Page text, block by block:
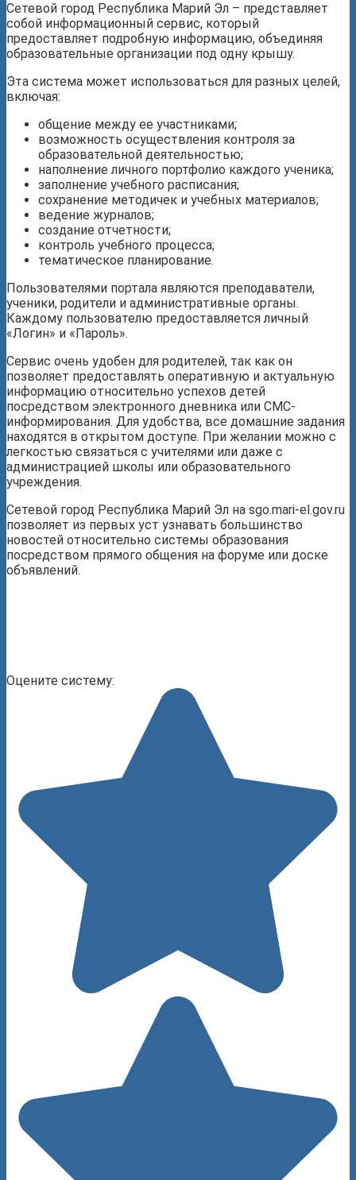
Сетевой город Республика Марий Эл – представляет
собой информационный сервис, который
предоставляет подробную информацию, объединяя
образовательные организации под одну крышу.
Эта система может использоваться для разных целей,
включая:
общение между ее участниками;
возможность осуществления контроля за
образовательной деятельностью;
наполнение личного портфолио каждого ученика;
заполнение учебного расписания;
сохранение методичек и учебных материалов;
ведение журналов;
создание отчетности;
контроль учебного процесса;
тематическое планирование.
Пользователями портала являются преподаватели,
ученики, родители и административные органы.
Каждому пользователю предоставляется личный
«Логин» и «Пароль».
Сервис очень удобен для родителей, так как он
позволяет предоставлять оперативную и актуальную
информацию относительно успехов детей
посредством электронного дневника или СМС-
информирования. Для удобства, все домашние задания
находятся в открытом доступе. При желании можно с
легкостью связаться с учителями или даже с
администрацией школы или образовательного
учреждения.
Сетевой город Республика Марий Эл на sgo.mari-el.gov.ru
позволяет из первых уст узнавать большинство
новостей относительно системы образования
посредством прямого общения на форуме или доске
объявлений.
Оцените систему: